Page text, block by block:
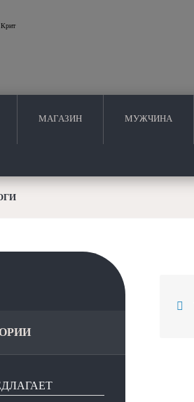
МАГАЗИН МУЖЧИНА